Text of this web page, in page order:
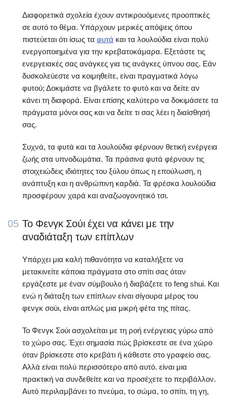
Διαφορετικά σχολεία έχουν αντικρουόμενες προοπτικές
σε αυτό το θέμα. Υπάρχουν μερικές απόψεις όπου
πιστεύεται ότι ίσως τα φυτά και τα λουλούδια είναι πολύ
ενεργοποιημένα για την κρεβατοκάμαρα. Εξετάστε τις
ενεργειακές σας ανάγκες για τις ανάγκες ύπνου σας. Εάν
δυσκολεύεστε να κοιμηθείτε, είναι πραγματικά λόγω
φυτού; Δοκιμάστε να βγάλετε το φυτό και να δείτε αν
κάνει τη διαφορά. Είναι επίσης καλύτερο να δοκιμάσετε τα
πράγματα μόνοι σας και να δείτε τι σας λέει η διαίσθησή
σας.
Συχνά, τα φυτά και τα λουλούδια φέρνουν θετική ενέργεια
ζωής στα υπνοδωμάτια. Τα πράσινα φυτά φέρνουν τις
στοιχειώδεις ιδιότητες του ξύλου όπως η επούλωση, η
ανάπτυξη και η ανθρώπινη καρδιά. Τα φρέσκα λουλούδια
προσφέρουν χαρά και αναζωογονητικό τσι.
05 Το Φενγκ Σούι έχει να κάνει με την
αναδιάταξη των επίπλων
Υπάρχει μια καλή πιθανότητα να καταλήξετε να
μετακινείτε κάποια πράγματα στο σπίτι σας όταν
εργάζεστε με έναν σύμβουλο ή διαβάζετε το feng shui. Και
ενώ η διάταξη των επίπλων είναι σίγουρα μέρος του
φενγκ σούι, είναι απλώς μια μικρή φέτα της πίτας.
Το Φενγκ Σούι ασχολείται με τη ροή ενέργειας γύρω από
το χώρο σας. Έχει σημασία πώς βρίσκεστε σε ένα χώρο
όταν βρίσκεστε στο κρεβάτι ή κάθεστε στο γραφείο σας.
Αλλά είναι πολύ περισσότερο από αυτό. είναι μια
πρακτική να συνδεθείτε και να προσέχετε το περιβάλλον.
Αυτό περιλαμβάνει το πνεύμα, το σώμα, το σπίτι, τη γη,